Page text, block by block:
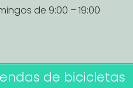
de 9:00 – 19:00
de bicicletas